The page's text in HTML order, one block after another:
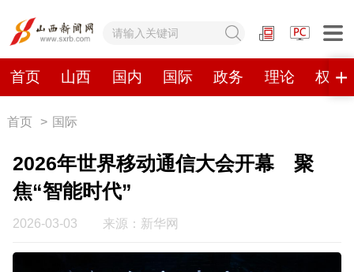
首页 山西 国内 国际 政务 理论 权威
网站地图
首页
政务 理论 权威发布 原创
山西视觉志
首页 > 国际
2026年世界移动通信大会开幕 聚
焦“智能时代”
2026-03-03 来源：新华网